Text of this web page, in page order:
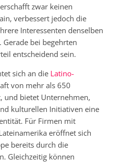
zwar keinen
verbessert jedoch die
Interessenten denselben
bei begehrten
entscheidend sein.
sich an die Latino-
von mehr als 650
und bietet Unternehmen,
kulturellen Initiativen eine
Für Firmen mit
eröffnet sich
bereits durch die
Gleichzeitig können